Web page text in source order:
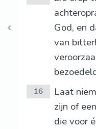
God, en
van
16
Laat
zijn of
die voor